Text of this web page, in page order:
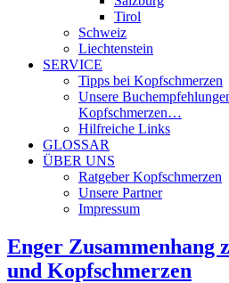
Tirol
Schweiz
Liechtenstein
SERVICE
Tipps bei Kopfschmerzen
Unsere
Kopfschmerzen…
Hilfreiche Links
GLOSSAR
ÜBER UNS
Ratgeber Kopfschmerzen
Unsere Partner
Impressum
Enger Zusammenhang
und Kopfschmerzen